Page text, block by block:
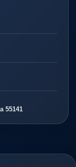
55141